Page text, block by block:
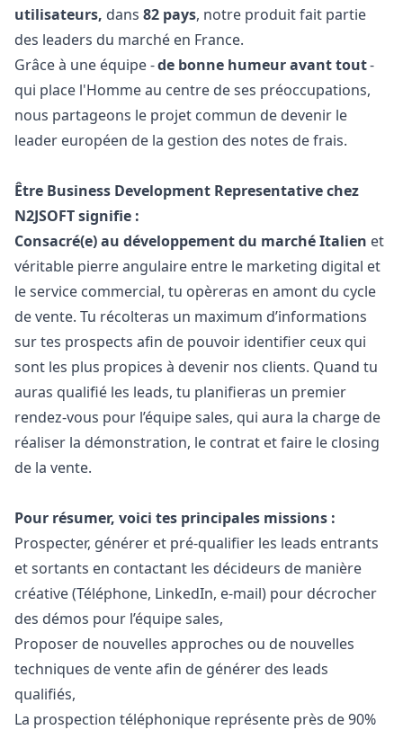
utilisateurs, dans 82 pays, notre produit fait partie
des leaders du marché en France.
Grâce à une équipe -de bonne humeur avant tout-
qui place l'Homme au centre de ses préoccupations,
nous partageons le projet commun de devenir le
leader européen de la gestion des notes de frais.
Être Business Development Representative chez
N2JSOFT signifie :
Consacré(e) au développement du marché Italien et
véritable pierre angulaire entre le marketing digital et
le service commercial, tu opèreras en amont du cycle
de vente. Tu récolteras un maximum d’informations
sur tes prospects afin de pouvoir identifier ceux qui
sont les plus propices à devenir nos clients. Quand tu
auras qualifié les leads, tu planifieras un premier
rendez-vous pour l’équipe sales, qui aura la charge de
réaliser la démonstration, le contrat et faire le closing
de la vente.
Pour résumer, voici tes principales missions :
Prospecter, générer et pré-qualifier les leads entrants
et sortants en contactant les décideurs de manière
créative (Téléphone, LinkedIn, e-mail) pour décrocher
des démos pour l’équipe sales,
Proposer de nouvelles approches ou de nouvelles
techniques de vente afin de générer des leads
qualifiés,
La prospection téléphonique représente près de 90%